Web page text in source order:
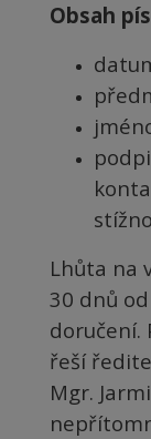
Obsah
Lhůta na
30 dnů
doručení.
řeší
Mgr.